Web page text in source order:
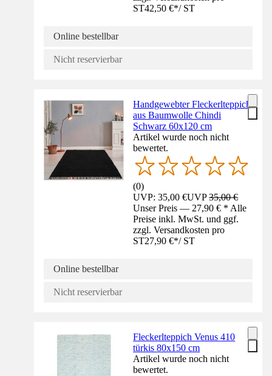
ST42,50 €*/ ST
Online bestellbar
Nicht reservierbar
Handgewebter Fleckerlteppich
aus Baumwolle Chindi
Schwarz 60x120 cm
Artikel wurde noch nicht
bewertet.
(0)
UVP: 35,00 €UVP35,00 €
Unser Preis — 27,90 € * Alle
Preise inkl. MwSt. und ggf.
zzgl. Versandkosten pro
ST27,90 €*/ ST
Online bestellbar
Nicht reservierbar
Fleckerlteppich Venus 410
türkis 80x150 cm
Artikel wurde noch nicht
bewertet.